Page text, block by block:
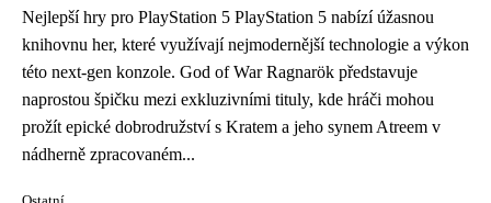
Nejlepší hry pro PlayStation 5 PlayStation 5 nabízí úžasnou
knihovnu her, které využívají nejmodernější technologie a výkon
této next-gen konzole. God of War Ragnarök představuje
naprostou špičku mezi exkluzivními tituly, kde hráči mohou
prožít epické dobrodružství s Kratem a jeho synem Atreem v
nádherně zpracovaném...